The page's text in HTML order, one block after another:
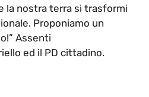
la nostra terra si trasformi
Proponiamo un
Assenti
ed il PD cittadino.